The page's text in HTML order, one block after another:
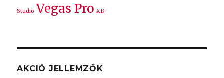
Studio Vegas Pro XD
AKCIÓ JELLEMZŐK